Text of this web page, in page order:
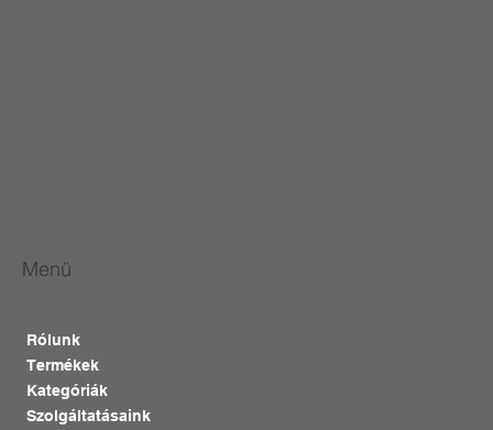
Menü
Rólunk
Termékek
Kategóriák
Szolgáltatásaink